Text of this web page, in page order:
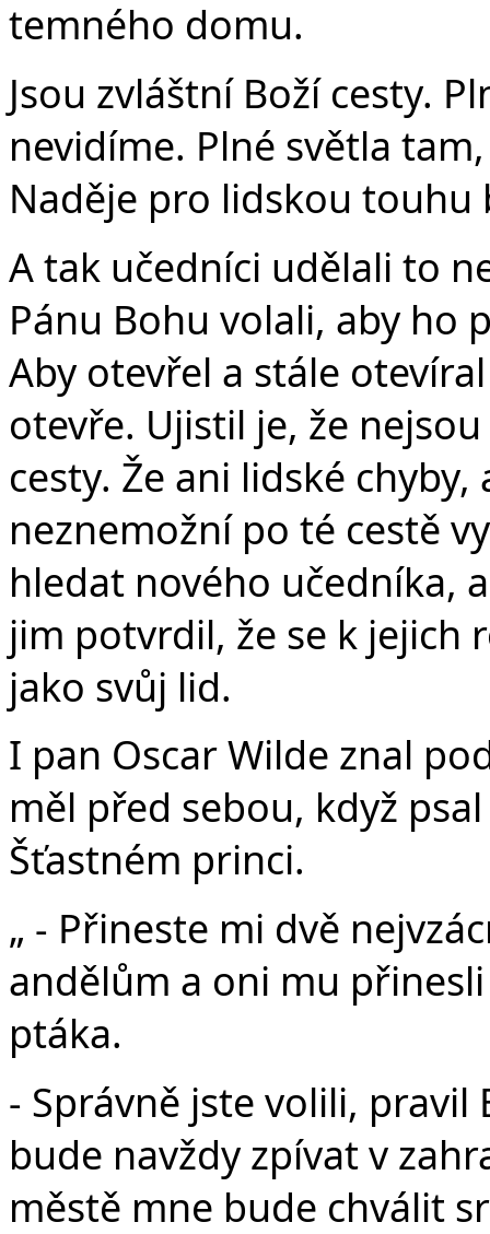
temného domu.
Jsou zvláštní Boží cesty.
nevidíme. Plné světla
Naděje pro lidskou
A tak učedníci udělali to
Pánu Bohu volali, aby ho
Aby otevřel a stále
otevře. Ujistil je, že
cesty. Že ani lidské
neznemožní po té cestě
hledat nového učedníka,
jim potvrdil, že se k jejich
jako svůj lid.
I pan Oscar Wilde znal
měl před sebou, když
Šťastném princi.
„ - Přineste mi dvě
andělům a oni mu
ptáka.
- Správně jste volili,
bude navždy zpívat v
městě mne bude chválit